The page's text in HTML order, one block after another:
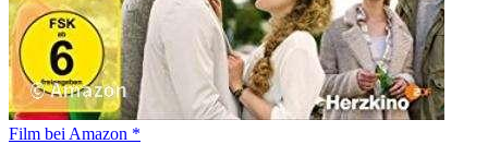
Film bei Amazon *